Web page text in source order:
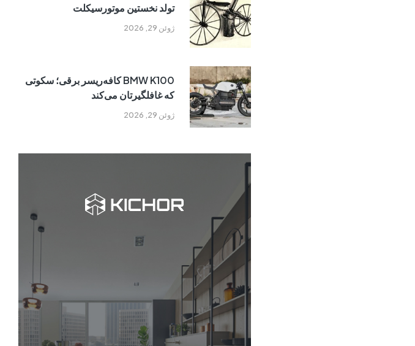
ژوئن 29, 2026
تولد نخستین موتورسیکلت
ژوئن 29, 2026
BMW K100 کافه‌ریسر برقی؛ سکوتی
که غافلگیرتان می‌کند